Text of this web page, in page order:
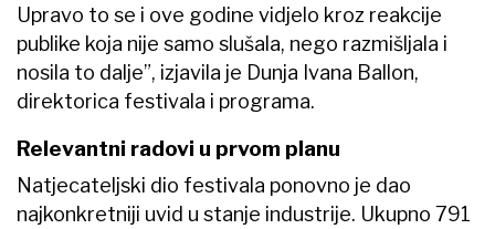
Upravo to se i ove godine vidjelo kroz reakcije
publike koja nije samo slušala, nego razmišljala i
nosila to dalje”, izjavila je Dunja Ivana Ballon,
direktorica festivala i programa.
Relevantni radovi u prvom planu
Natjecateljski dio festivala ponovno je dao
najkonkretniji uvid u stanje industrije. Ukupno 791